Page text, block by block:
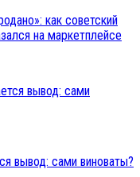
как советский
на маркетплейсе
вывод: сами виноваты?